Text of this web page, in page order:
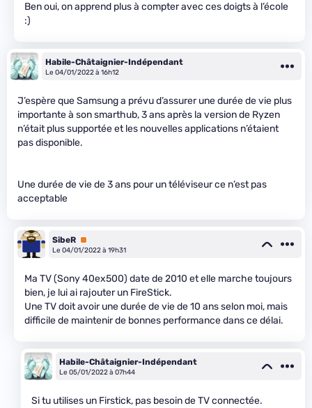
Ben oui, on apprend plus à compter avec ces doigts à l’école
:)
Habile-Châtaignier-Indépendant
Le 04/01/2022 à 16h12
J’espère que Samsung a prévu d’assurer une durée de vie plus
importante à son smarthub, 3 ans après la version de Ryzen
n’était plus supportée et les nouvelles applications n’étaient
pas disponible.
Une durée de vie de 3 ans pour un téléviseur ce n’est pas
acceptable
SibeR Premium
Le 04/01/2022 à 19h31
Ma TV (Sony 40ex500) date de 2010 et elle marche toujours
bien, je lui ai rajouter un FireStick.
Une TV doit avoir une durée de vie de 10 ans selon moi, mais
difficile de maintenir de bonnes performance dans ce délai.
Habile-Châtaignier-Indépendant
Le 05/01/2022 à 07h44
Si tu utilises un Firstick, pas besoin de TV connectée.